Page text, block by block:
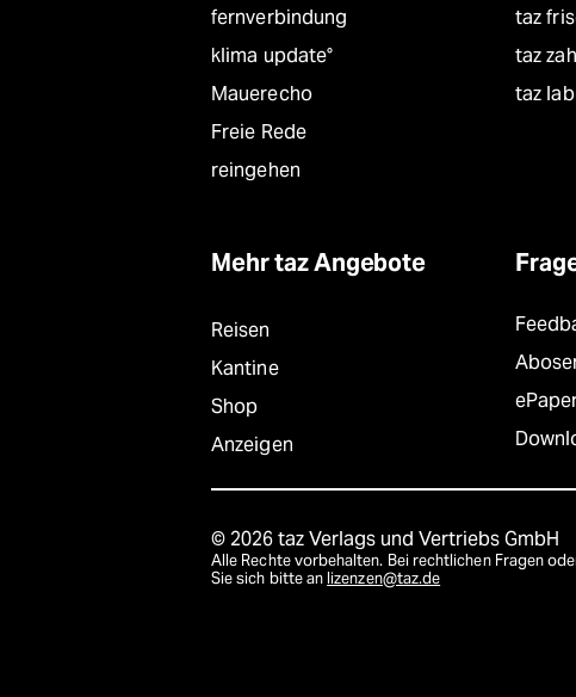
fernverbindung
klima update°
Mauerecho
Freie Rede
reingehen
taz
taz
taz
Mehr taz Angebote
Reisen
Kantine
Shop
Anzeigen
© 2026 taz Verlags und Vertriebs GmbH
Alle Rechte vorbehalten. Bei rechtlichen Fragen
Sie sich bitte an lizenzen@taz.de